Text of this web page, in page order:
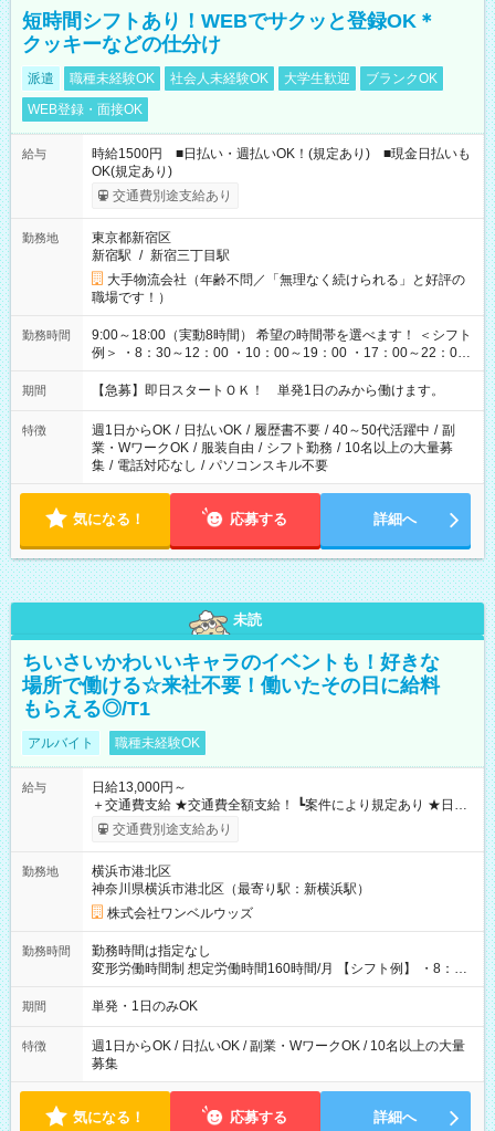
短時間シフトあり！WEBでサクッと登録OK＊
クッキーなどの仕分け
派遣 職種未経験OK 社会人未経験OK 大学生歓迎
ブランクOK
WEB登録・面接OK
給与
時給1500円 ■日払い・週払いOK！(規定あり) ■現金日払いも
OK(規定あり)
交通費別途支給あり
勤務地
東京都新宿区
新宿駅 / 新宿三丁目駅
大手物流会社（年齢不問／「無理なく続けられる」と好評の
職場です！）
勤務時間
9:00～18:00（実動8時間） 希望の時間帯を選べます！ ＜シフト
例＞ ・8：30～12：00 ・10：00～19：00 ・17：00～22：00
・13：00～22：00 ・22：00～翌6：00 など
期間 【急募】即日スタートＯＫ！ 単発1日のみから働けます。
特徴 週1日からOK / 日払いOK / 履歴書不要 / 40～50代活躍中 / 副
業・WワークOK / 服装自由 / シフト勤務 / 10名以上の大量募
集 / 電話対応なし / パソコンスキル不要
気になる！ 応募する 詳細へ
未読
ちいさいかわいいキャラのイベントも！好きな
場所で働ける☆来社不要！働いたその日に給料
もらえる◎/T1
アルバイト 職種未経験OK
給与
日給13,000円～
＋交通費支給 ★交通費全額支給！ ┗案件により規定あり ★日払
いOK！（規定あり） ┗働いたその日に現金GET♪ お仕事後はコ
ンビニATMから 日払い分を引き落とせます！ 【試用期間】試
交通費別途支給あり
勤務地
横浜市港北区
神奈川県横浜市港北区（最寄り駅：新横浜駅）
株式会社ワンベルウッズ
勤務時間
勤務時間は指定なし
変形労働時間制 想定労働時間160時間/月 【シフト例】 ・8：00
～21：00
期間 単発・1日のみOK
特徴
週1日からOK / 日払いOK / 副業・WワークOK / 10名以上の大量
募集
気になる！ 応募する 詳細へ